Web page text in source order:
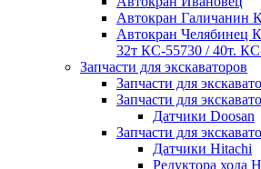
Автокран Галичанин
Автокран Челябинец
32т КС-55730 / 40т.
Запчасти для экскаваторов
Запчасти для
Запчасти для
Датчики Doosan
Запчасти для
Датчики Hitachi
Редуктора хода